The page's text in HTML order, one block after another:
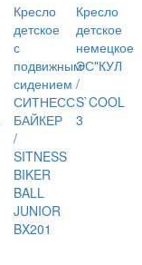
Кресло
детское
с
подвижным
сидением
СИТНЕСС
БАЙКЕР
/
SITNESS
BIKER
BALL
JUNIOR
BX201
Кресло
детское
немецкое
ЭС"КУЛ
/
S`COOL
3